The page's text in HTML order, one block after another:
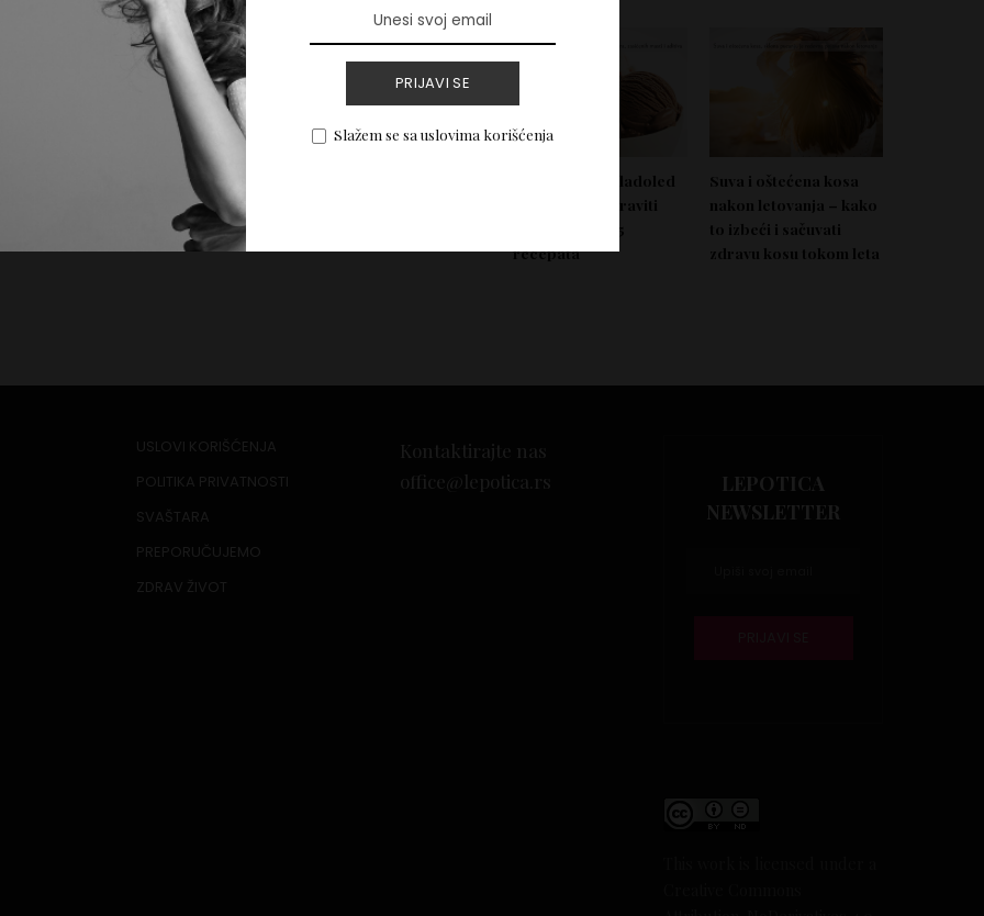
PRIJAVI SE
Slažem se sa uslovima korišćenja
PROČITAJ VIŠE
Domać zdrav sladoled
koji možeš napraviti
bez aparata – 5
recepata
Suva i oštećena kosa
nakon letovanja – kako
to izbeći i sačuvati
zdravu kosu tokom leta
USLOVI KORIŠĆENJA
POLITIKA PRIVATNOSTI
SVAŠTARA
PREPORUČUJEMO
ZDRAV ŽIVOT
Kontaktirajte nas
office@lepotica.rs
LEPOTICA
NEWSLETTER